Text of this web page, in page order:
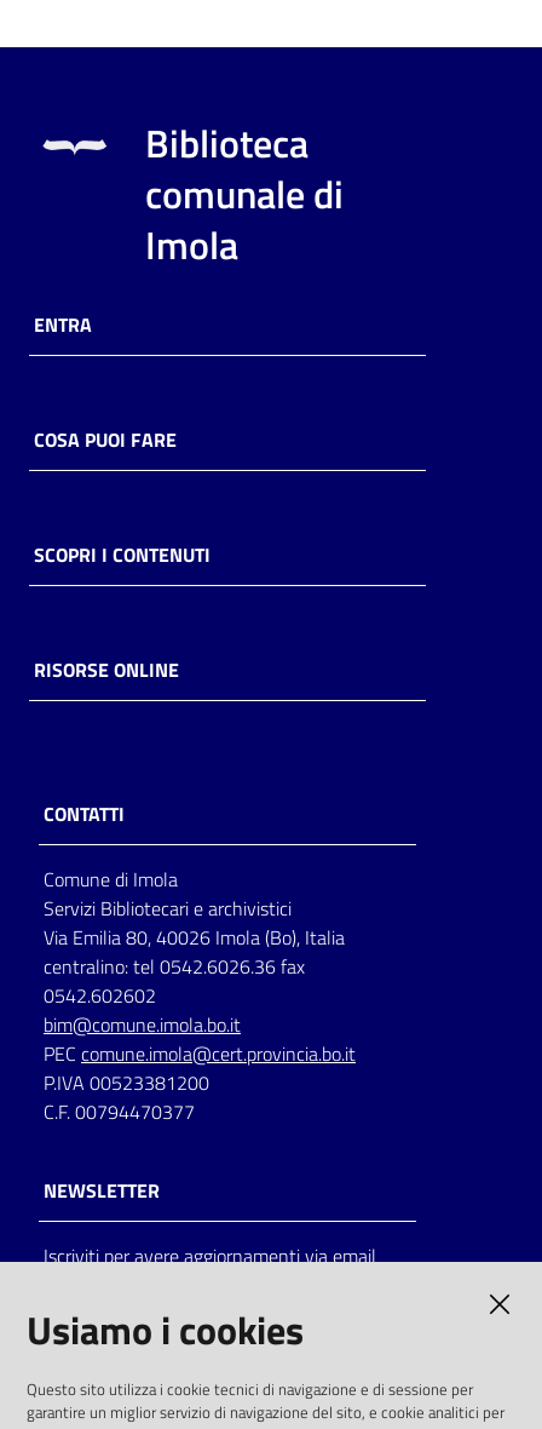
Biblioteca
comunale di
Imola
ENTRA
COSA PUOI FARE
SCOPRI I CONTENUTI
RISORSE ONLINE
CONTATTI
Comune di Imola
Servizi Bibliotecari e archivistici
Via Emilia 80, 40026 Imola (Bo), Italia
centralino: tel 0542.6026.36 fax
0542.602602
bim@comune.imola.bo.it
PEC comune.imola@cert.provincia.bo.it
P.IVA 00523381200
C.F. 00794470377
NEWSLETTER
Iscriviti per avere aggiornamenti via email
solo alle condizioni previste dalla direttiva
Usiamo i cookies
Questo sito utilizza i cookie tecnici di navigazione e di sessione per
garantire un miglior servizio di navigazione del sito, e cookie analitici per